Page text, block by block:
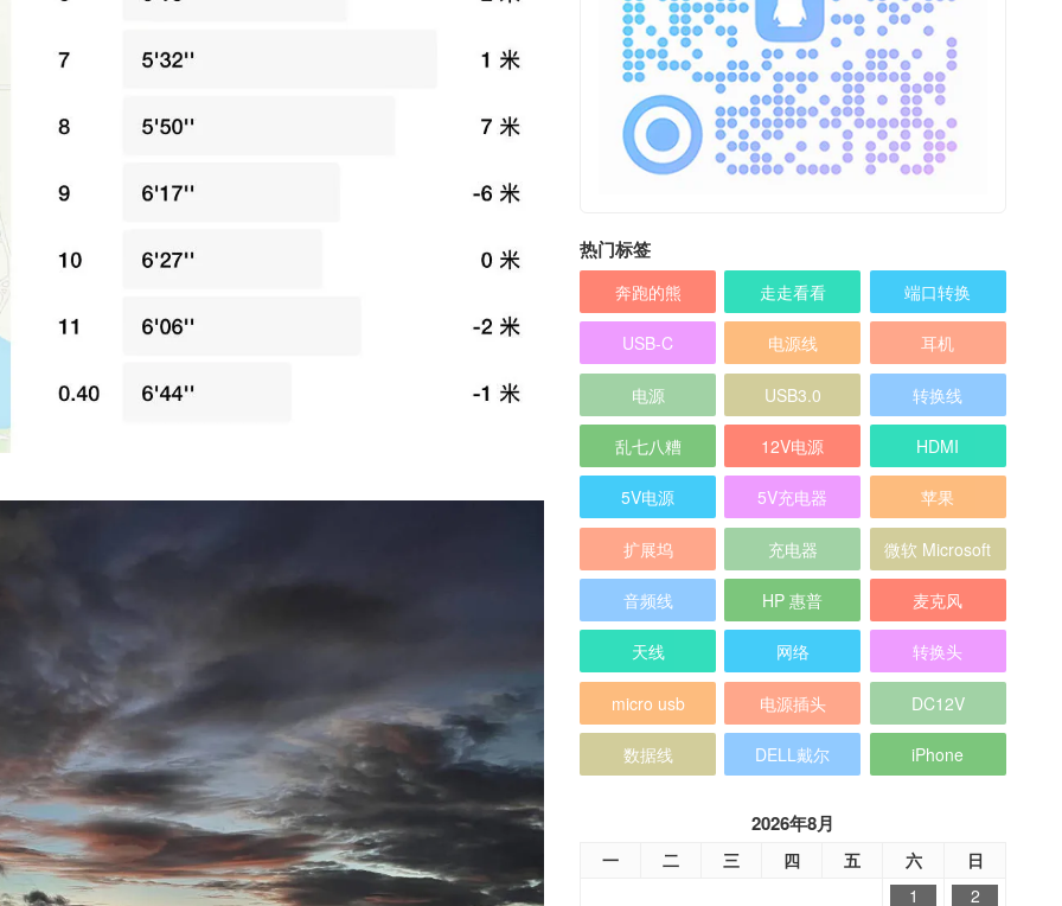
热门标签
奔跑的熊 走走看看 端口转换
USB-C 电源线 耳机
电源 USB3.0 转换线
乱七八糟 12V电源 HDMI
5V电源 5V充电器 苹果
扩展坞 充电器 微软 Microsoft
音频线 HP 惠普 麦克风
天线 网络 转换头
micro usb 电源插头 DC12V
数据线 DELL戴尔 iPhone
2026年8月
一 二 三 四 五 六
日
1
2